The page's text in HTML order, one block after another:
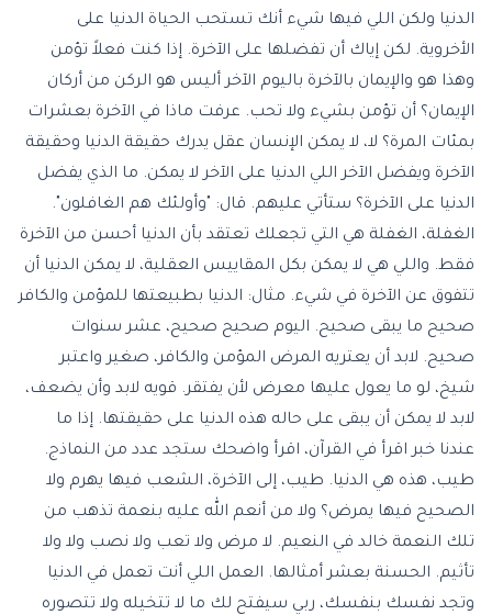
الدنيا ولكن اللي فيها شيء أنك تستحب الحياة الدنيا على
الأخروية. لكن إياك أن تفضلها على الآخرة. إذا كنت فعلاً تؤمن
وهذا هو والإيمان بالآخرة باليوم الآخر أليس هو الركن من أركان
الإيمان؟ أن تؤمن بشيء ولا تحب. عرفت ماذا في الآخرة بعشرات
بمئات المرة؟ لا، لا يمكن الإنسان عقل يدرك حقيقة الدنيا وحقيقة
الآخرة ويفضل الآخر اللي الدنيا على الآخر لا يمكن. ما الذي يفضل
الدنيا على الآخرة؟ ستأتي عليهم. قال: "وأولئك هم الغافلون".
الغفلة، الغفلة هي التي تجعلك تعتقد بأن الدنيا أحسن من الآخرة
فقط. واللي هي لا يمكن بكل المقاييس العقلية، لا يمكن الدنيا أن
تتفوق عن الآخرة في شيء. مثال: الدنيا بطبيعتها للمؤمن والكافر
صحيح ما يبقى صحيح. اليوم صحيح صحيح، عشر سنوات
صحيح. لابد أن يعتريه المرض المؤمن والكافر، صغير واعتبر
شيخ، لو ما يعول عليها معرض لأن يفتقر. قويه لابد وأن يضعف،
لابد لا يمكن أن يبقى على حاله هذه الدنيا على حقيقتها. إذا ما
عندنا خبر اقرأ في القرآن، اقرأ واضحك ستجد عدد من النماذج.
طيب، هذه هي الدنيا. طيب، إلى الآخرة، الشعب فيها يهرم ولا
الصحيح فيها يمرض؟ ولا من أنعم الله عليه بنعمة تذهب من
تلك النعمة خالد في النعيم. لا مرض ولا تعب ولا نصب ولا ولا
تأثيم. الحسنة بعشر أمثالها. العمل اللي أنت تعمل في الدنيا
وتجد نفسك بنفسك، ربي سيفتح لك ما لا تتخيله ولا تتصوره